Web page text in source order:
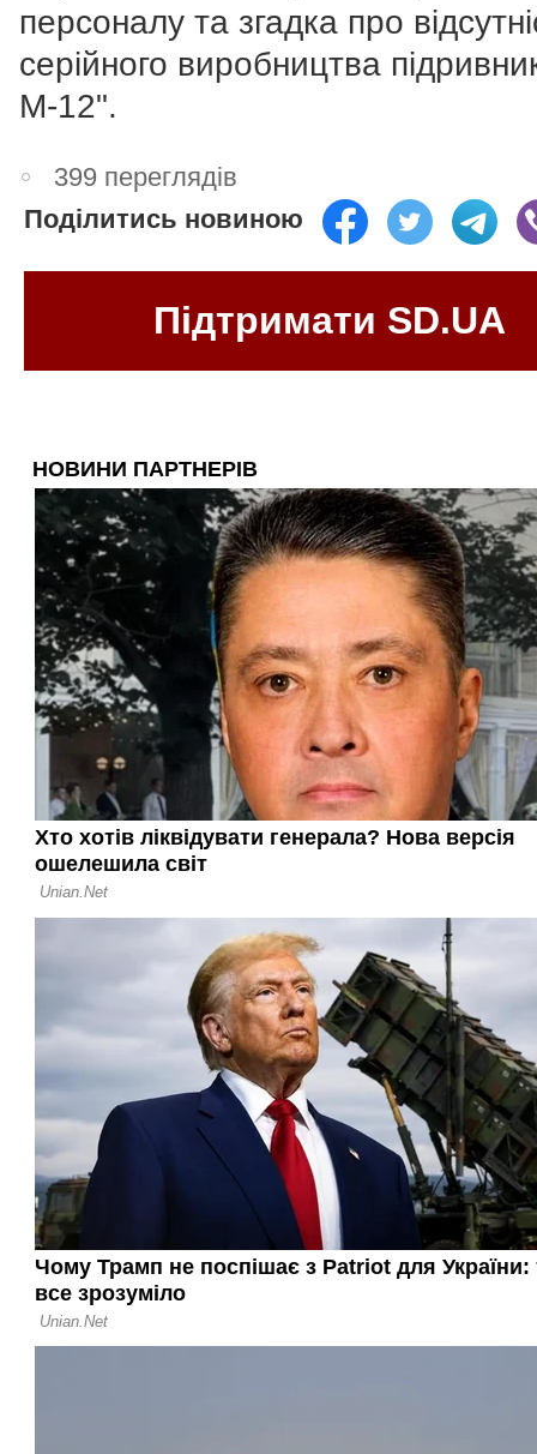
персоналу та згадка про
серійного виробництва
М-12".
399 переглядів
Поділитись новиною
Підтримати SD.UA